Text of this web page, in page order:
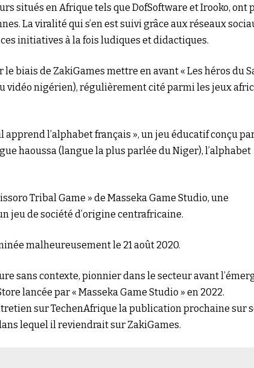
situés en Afrique tels que DofSoftware et Irooko, ont
La viralité qui s’en est suivi grâce aux réseaux
initiatives à la fois ludiques et didactiques.
biais de ZakiGames mettre en avant « Les héros du
vidéo nigérien), régulièrement cité parmi les jeux
apprend l’alphabet français », un jeu éducatif conçu
haoussa (langue la plus parlée du Niger), l’alphabet
Tribal Game » de Masseka Game Studio, une
jeu de société d’origine centrafricaine.
malheureusement le 21 août 2020.
sans contexte, pionnier dans le secteur avant
lancée par « Masseka Game Studio » en 2022.
surTechenAfrique la publication prochaine sur
lequel il reviendrait sur ZakiGames.